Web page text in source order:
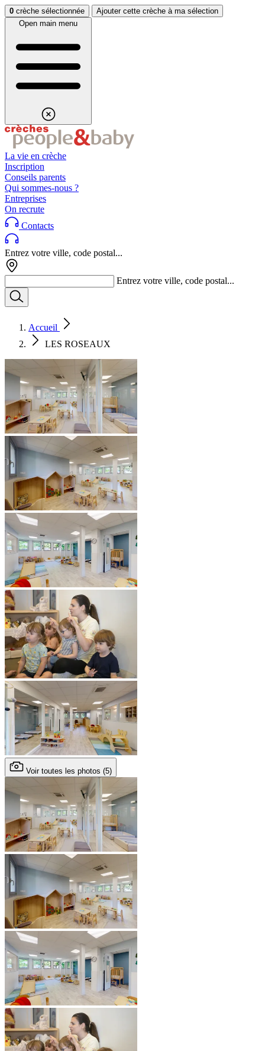
Aller au contenuAller au footer
0 crèche sélectionnée
Ajouter cette crèche à ma sélection
Open main menu
La vie en crèche
Inscription
Conseils parents
Qui sommes-nous ?
Entreprises
On recrute
Contacts
Entrez votre ville, code postal...
Entrez votre ville, code postal...
Accueil
LES ROSEAUX
Voir toutes les photos (5)